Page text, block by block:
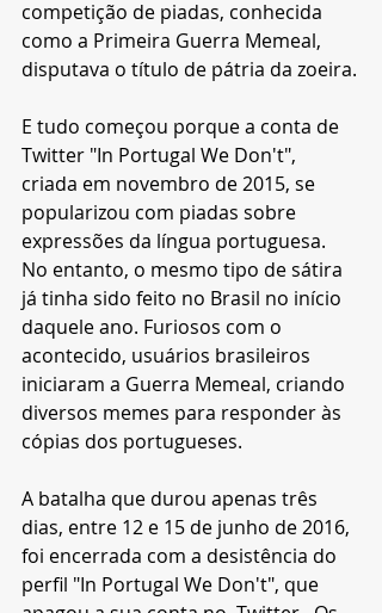
competição de piadas, conhecida
como a Primeira Guerra Memeal,
disputava o título de pátria da zoeira.
E tudo começou porque a conta de
Twitter "In Portugal We Don't",
criada em novembro de 2015, se
popularizou com piadas sobre
expressões da língua portuguesa.
No entanto, o mesmo tipo de sátira
já tinha sido feito no Brasil no início
daquele ano. Furiosos com o
acontecido, usuários brasileiros
iniciaram a Guerra Memeal, criando
diversos memes para responder às
cópias dos portugueses.
A batalha que durou apenas três
dias, entre 12 e 15 de junho de 2016,
foi encerrada com a desistência do
perfil "In Portugal We Don't", que